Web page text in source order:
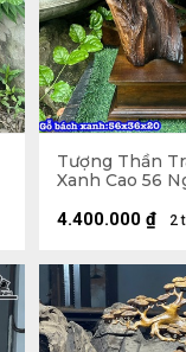
Tượng Thần
Xanh Cao 56
2
4.400.000 ₫